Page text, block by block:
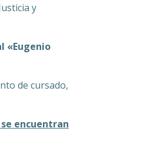
y
«Eugenio
de cursado,
encuentran